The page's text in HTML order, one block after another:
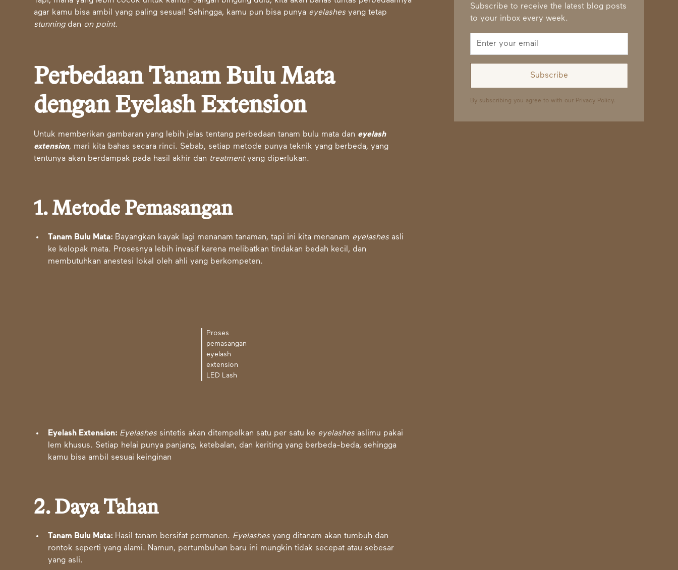
agar kamu bisa ambil yang paling sesuai! Sehingga, kamu pun bisa punya eyelashes yang tetap
stunningdan on point.
Perbedaan Tanam Bulu Mata
dengan Eyelash Extension
Untuk memberikan gambaran yang lebih jelas tentang perbedaan tanam bulu mata dan eyelash
extension, mari kita bahas secara rinci. Sebab, setiap metode punya teknik yang berbeda, yang
tentunya akan berdampak pada hasil akhir dan treatmentyang diperlukan.
1. Metode Pemasangan
Tanam Bulu Mata: Bayangkan kayak lagi menanam tanaman, tapi ini kita menanam eyelashes asli
ke kelopak mata. Prosesnya lebih invasif karena melibatkan tindakan bedah kecil, dan
membutuhkan anestesi lokal oleh ahli yang berkompeten.
Proses
pemasangan
eyelash
extension
LED Lash
Eyelash Extension: Eyelashes sintetis akan ditempelkan satu per satu ke eyelashes aslimu pakai
lem khusus. Setiap helai punya panjang, ketebalan, dan keriting yang berbeda-beda, sehingga
kamu bisa ambil sesuai keinginan
2. Daya Tahan
Tanam Bulu Mata: Hasil tanam bersifat permanen. Eyelashes yang ditanam akan tumbuh dan
rontok seperti yang alami. Namun, pertumbuhan baru ini mungkin tidak secepat atau sebesar
yang asli.
Subscribe to receive the latest blog posts
to your inbox every week.
By subscribing you agree to with our Privacy Policy.